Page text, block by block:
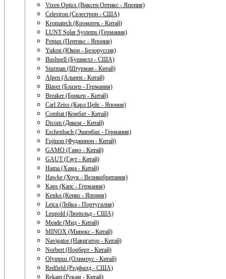
Vixen Optics (Виксен Оптикс - Япония)
Celestron (Селестрон - США)
Kromatech (Кроматек - Китай)
LUNT Solar Systems (Германия)
Pentax (Пентакс - Япония)
Yukon (Юкон - Белоруссия)
Bushnell (Бушнелл - США)
Sturman (Штурман - Китай)
Alpen (Альпен - Китай)
Blaser (Блазер - Германия)
Breaker (Брикер - Китай)
Carl Zeiss (Карл Цейс - Япония)
Combat (Комбат - Китай)
Dicom (Диком - Китай)
Eschenbach (Эшенбах - Германия)
Fujinon (Фуджинон - Китай)
GAMO (Гамо - Китай)
GAUT (Гаут - Китай)
Hama (Хама - Китай)
Hawke (Хоук - Великобритания)
Kaps (Капс - Германия)
Kenko (Кенко - Япония)
Leica (Лейка - Португалия)
Leupold (Люпольд - США)
Meade (Мид - Китай)
MINOX (Минокс - Китай)
Navigator (Навигатор - Китай)
Norbert (Норберт - Китай)
Olympus (Олимпус - Китай)
Redfield (Редфилд - США)
Rekam (Рекам - Китай)